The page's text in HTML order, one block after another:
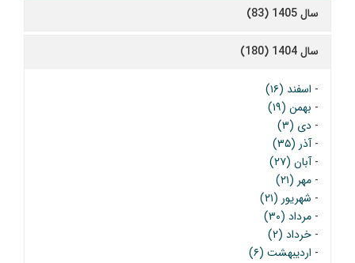
سال 1405 (83)
سال 1404 (180)
- اسفند (۱۶)
- بهمن (۱۹)
- دی (۳)
-آذر (۳۵)
-آبان (۲۷)
- مهر (۲۱)
- شهریور (۲۱)
- مرداد (۳۰)
- خرداد (۲)
- اردیبهشت (۶)